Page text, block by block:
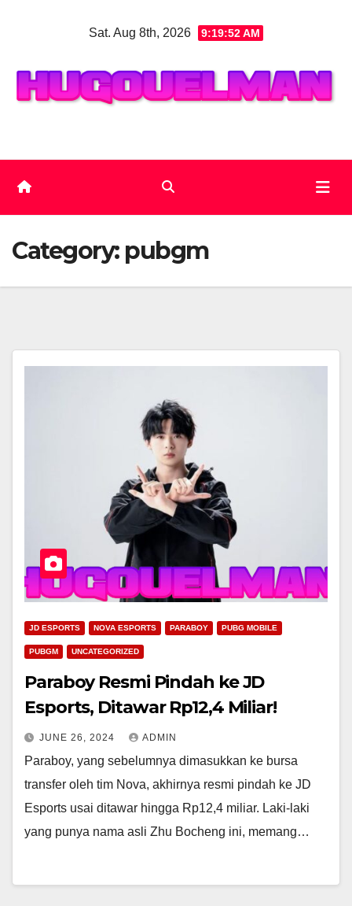
Sat. Aug 8th, 2026 9:19:52 AM
Category: pubgm
JD ESPORTS NOVA ESPORTS PARABOY PUBG MOBILE
PUBGM UNCATEGORIZED
Paraboy Resmi Pindah ke JD
Esports, Ditawar Rp12,4 Miliar!
JUNE 26, 2024 ADMIN
Paraboy, yang sebelumnya dimasukkan ke bursa
transfer oleh tim Nova, akhirnya resmi pindah ke JD
Esports usai ditawar hingga Rp12,4 miliar. Laki-laki
yang punya nama asli Zhu Bocheng ini, memang…